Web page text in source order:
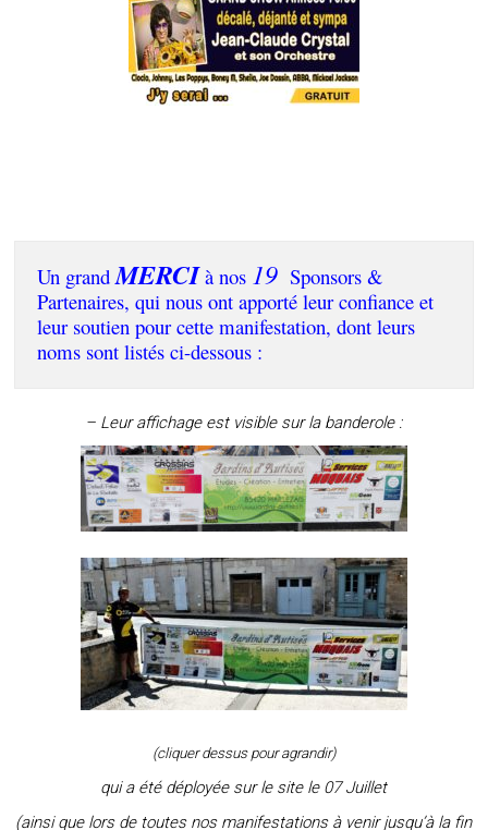
Un grand MERCI à nos 19 Sponsors &
Partenaires, qui nous ont apporté leur confiance et
leur soutien pour cette manifestation, dont leurs
noms sont listés ci-dessous :
– Leur affichage est visible sur la banderole :
(cliquer dessus pour agrandir)
qui a été déployée sur le site le 07 Juillet
(ainsi que lors de toutes nos manifestations à venir jusqu’à la fin